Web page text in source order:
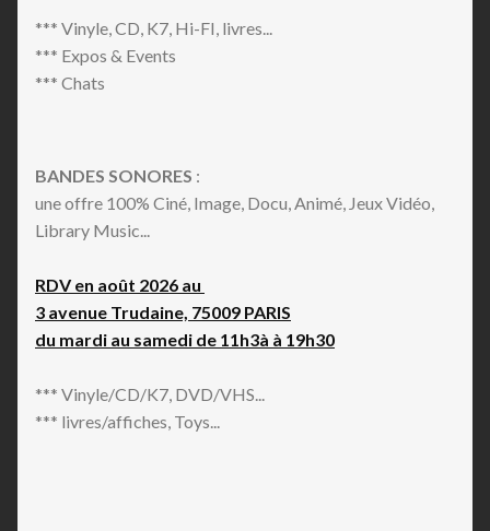
*** Vinyle, CD, K7, Hi-FI, livres...
*** Expos & Events
*** Chats
BANDES SONORES :
une offre 100% Ciné, Image, Docu, Animé, Jeux Vidéo,
Library Music...
RDV en août 2026 au
3 avenue Trudaine, 75009 PARIS
du mardi au samedi de 11h3à à 19h30
*** Vinyle/CD/K7, DVD/VHS...
*** livres/affiches, Toys...